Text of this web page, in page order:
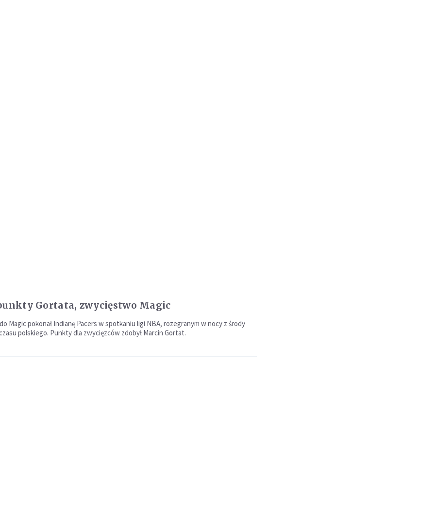
Gortata, zwycięstwo Magic
Magic pokonał Indianę Pacers w spotkaniu ligi NBA, rozegranym w nocy z środy
polskiego. Punkty dla zwycięzców zdobył Marcin Gortat.